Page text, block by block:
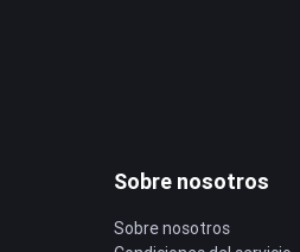
Sobre nosotros
Sobre nosotros